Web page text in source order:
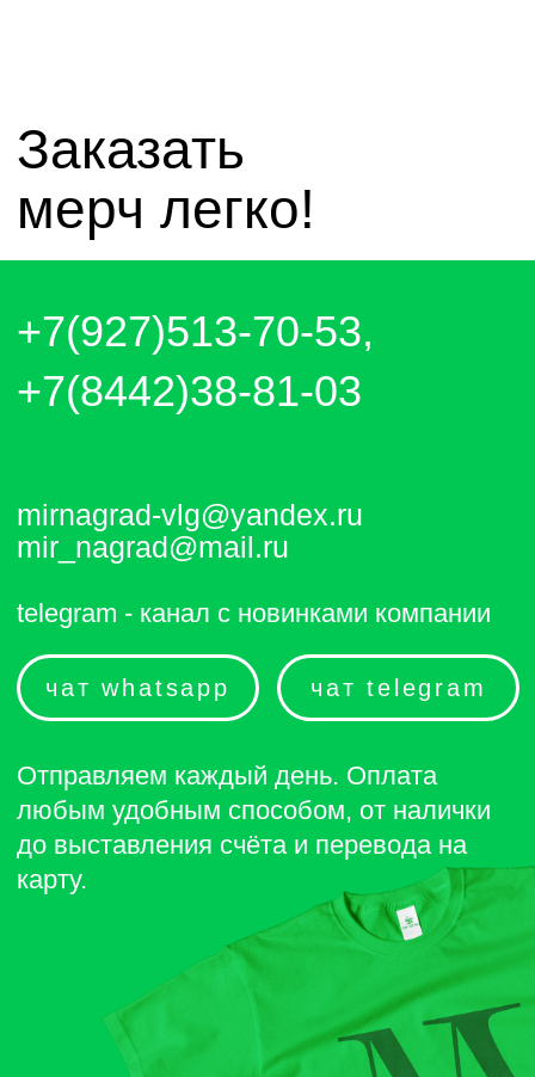
до выставления счёта и перевода на
карту.